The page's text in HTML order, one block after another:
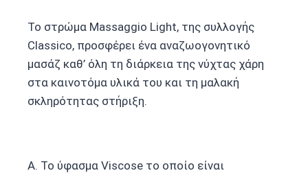
Το στρώμα Massaggio Light, της συλλογής
Classico, προσφέρει ένα αναζωογονητικό
μασάζ καθ’ όλη τη διάρκεια της νύχτας χάρη
στα καινοτόμα υλικά του και τη μαλακή
σκληρότητας στήριξη.
Α. Το ύφασμα Viscose το οποίο είναι